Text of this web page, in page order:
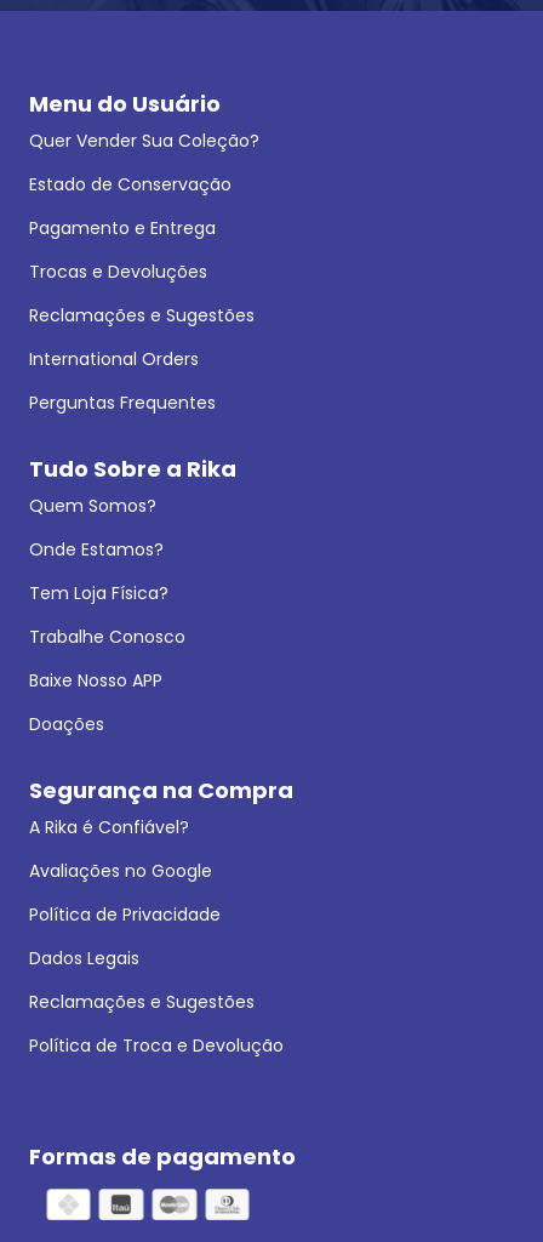
Menu do Usuário
Quer Vender Sua Coleção?
Estado de Conservação
Pagamento e Entrega
Trocas e Devoluções
Reclamações e Sugestões
International Orders
Perguntas Frequentes
Tudo Sobre a Rika
Quem Somos?
Onde Estamos?
Tem Loja Física?
Trabalhe Conosco
Baixe Nosso APP
Doações
Segurança na Compra
A Rika é Confiável?
Avaliações no Google
Política de Privacidade
Dados Legais
Reclamações e Sugestões
Política de Troca e Devolução
Formas de pagamento